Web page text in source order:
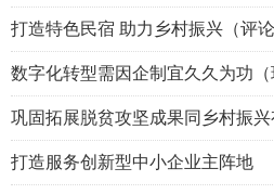
打造特色民宿 助力乡村振兴（评论
数字化转型需因企制宜久久为功（
巩固拓展脱贫攻坚成果同乡村振
打造服务创新型中小企业主阵地